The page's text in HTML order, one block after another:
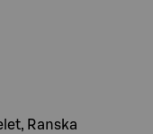
Ranska